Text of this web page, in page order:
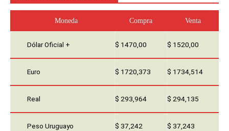
Moneda Compra Venta
Dólar Oficial + $ 1470,00 $ 1520,00
Euro $ 1720,373 $ 1734,514
Real $ 293,964 $ 294,135
Peso Uruguayo $ 37,242 $ 37,243